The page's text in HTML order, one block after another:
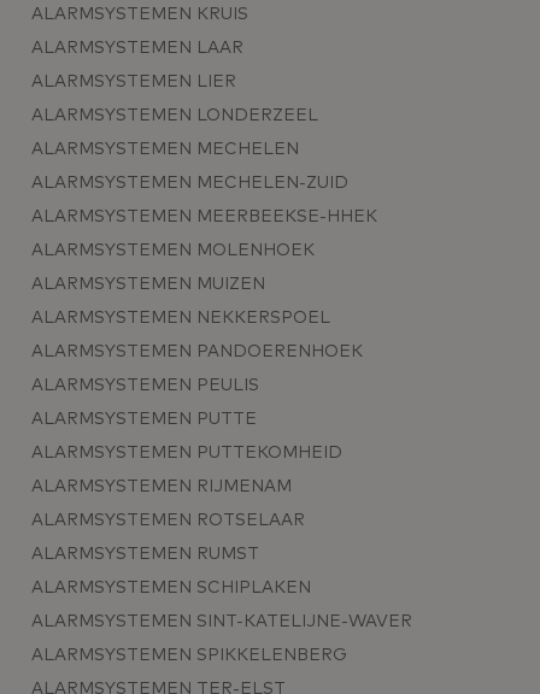
ALARMSYSTEMEN KRUIS
ALARMSYSTEMEN LAAR
ALARMSYSTEMEN LIER
ALARMSYSTEMEN LONDERZEEL
ALARMSYSTEMEN MECHELEN
ALARMSYSTEMEN MECHELEN-ZUID
ALARMSYSTEMEN MEERBEEKSE-HHEK
ALARMSYSTEMEN MOLENHOEK
ALARMSYSTEMEN MUIZEN
ALARMSYSTEMEN NEKKERSPOEL
ALARMSYSTEMEN PANDOERENHOEK
ALARMSYSTEMEN PEULIS
ALARMSYSTEMEN PUTTE
ALARMSYSTEMEN PUTTEKOMHEID
ALARMSYSTEMEN RIJMENAM
ALARMSYSTEMEN ROTSELAAR
ALARMSYSTEMEN RUMST
ALARMSYSTEMEN SCHIPLAKEN
ALARMSYSTEMEN SINT-KATELIJNE-WAVER
ALARMSYSTEMEN SPIKKELENBERG
ALARMSYSTEMEN TER-ELST